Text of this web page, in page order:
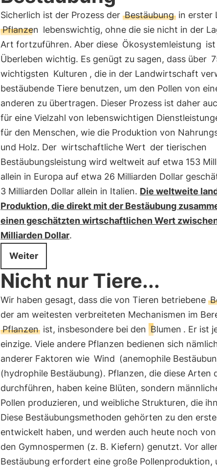
Sicherlich ist der Prozess der Bestäubungin erster
Pflanzen lebenswichtig, ohne die sie nicht in der
Art fortzuführen. Aber diese Ökosystemleistung
Überleben wichtig. Es genügt zu sagen, dass über
wichtigsten Kulturen , die in der Landwirtschaft
bestäubende Tiere benutzen, um den Pollen von
anderen zu übertragen. Dieser Prozess ist daher
für eine Vielzahl von lebenswichtigen
für den Menschen, wie die Produktion von
und Holz. Der wirtschaftliche Wert der tierischen
Bestäubungsleistung wird weltweit auf etwa 153
allein in Europa auf etwa 26 Milliarden Dollar
3 Milliarden Dollar allein in Italien. Die weltweite
Produktion, die direkt mit der Bestäubung
einen geschätzten wirtschaftlichen Wert
Milliarden Dollar.
Weiter
Nicht nur Tiere...
Wir haben gesagt, dass die von Tieren betriebene
der am weitesten verbreiteten Mechanismen im
Pflanzen ist, insbesondere bei den Blumen . Er ist
einzige. Viele andere Pflanzen bedienen sich
anderer Faktoren wie Wind (anemophile
(hydrophile Bestäubung). Pflanzen, die diese Arten
durchführen, haben keine Blüten, sondern
Pollen produzieren, und weibliche Strukturen, die
Diese Bestäubungsmethoden gehörten zu den
entwickelt haben, und werden auch heute noch
den Gymnospermen (z. B. Kiefern) genutzt. Vor
Bestäubung erfordert eine große Pollenproduktion,